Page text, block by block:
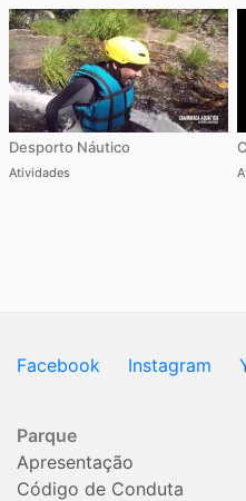
Desporto Náutico
Atividades
Facebook Instagram
Parque
Apresentação
Código de Conduta